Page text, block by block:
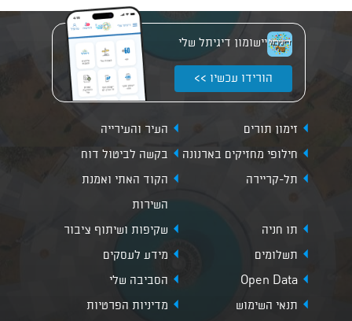
יישומון דיגיתל שלי
הורידו עכשיו >>
זימון תורים
העיר והעירייה
חילופי מחזיקים בארנונה
בקשה לביטול דוח
תל-קריירה
הקוד האתי ואמנת
השירות
תו חניה
שקיפות ושיתוף ציבור
תשלומים
מידע לעסקים
Open Data
הסביבה שלי
תנאי השימוש
מדיניות הפרטיות